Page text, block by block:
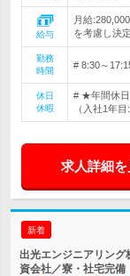
給与
月給
を考慮し決
勤務
時間
# 8:30～
休日
休暇
# ★年間休日
（入社1年
求人詳細を
新着
出光エンジニアリング
資会社／寮・社宅完備